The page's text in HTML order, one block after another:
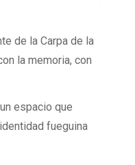
de la Carpa de la
la memoria, con
espacio que
fueguina